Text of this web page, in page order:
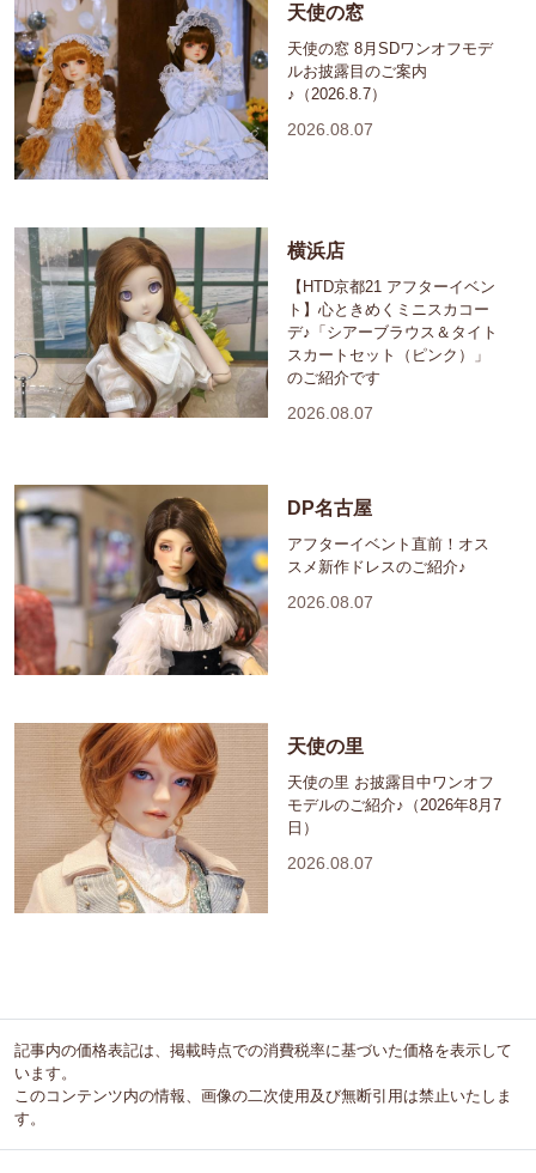
天使の窓
天使の窓 8月SDワンオフモデ
ルお披露目のご案内
♪（2026.8.7）
2026.08.07
横浜店
【HTD京都21 アフターイベン
ト】心ときめくミニスカコー
デ♪「シアーブラウス＆タイト
スカートセット（ピンク）」
のご紹介です
2026.08.07
DP名古屋
アフターイベント直前！オス
スメ新作ドレスのご紹介♪
2026.08.07
天使の里
天使の里 お披露目中ワンオフ
モデルのご紹介♪（2026年8月7
日）
2026.08.07
記事内の価格表記は、掲載時点での消費税率に基づいた価格を表示して
います。
このコンテンツ内の情報、画像の二次使用及び無断引用は禁止いたしま
す。